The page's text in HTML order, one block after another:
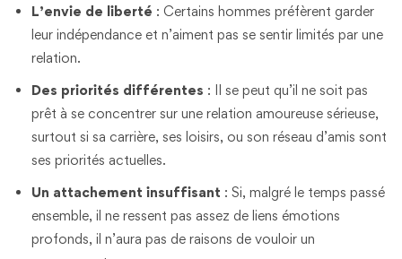
L’envie de liberté : Certains hommes préfèrent garder
leur indépendance et n’aiment pas se sentir limités par une
relation.
Des priorités différentes : Il se peut qu’il ne soit pas
prêt à se concentrer sur une relation amoureuse sérieuse,
surtout si sa carrière, ses loisirs, ou son réseau d’amis sont
ses priorités actuelles.
Un attachement insuffisant : Si, malgré le temps passé
ensemble, il ne ressent pas assez de liens émotions
profonds, il n’aura pas de raisons de vouloir un